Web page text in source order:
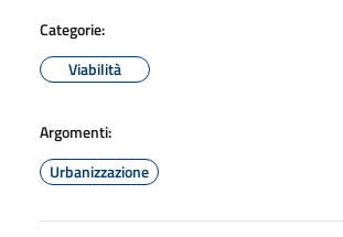
Categorie:
Viabilità
Argomenti:
Urbanizzazione